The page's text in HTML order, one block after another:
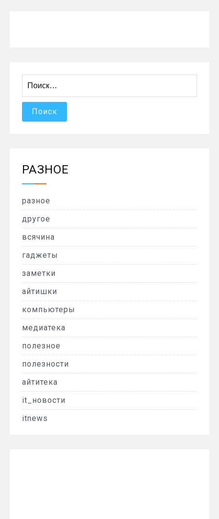
РАЗНОЕ
разное
другое
всячина
гаджеты
заметки
айтишки
компьютеры
медиатека
полезное
полезности
айтитека
it_новости
itnews